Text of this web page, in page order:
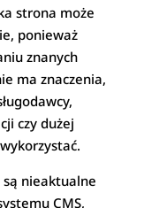
strona może
ponieważ
znanych
ma znaczenia,
czy dużej
są nieaktualne
CMS,